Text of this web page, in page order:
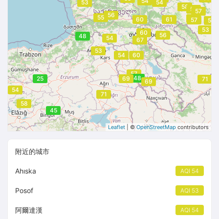
57
69
56
71
53
60
56
71
48
67
57
69
48
53
57
55
54
53
58
60
45
54
60
54
61
58
57
25
56
54
57
Leaflet | © OpenStreetMap contributors
附近的城市
Ahıska AQI 54
Posof AQI 53
阿爾達漢 AQI 54